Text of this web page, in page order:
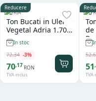
Reducere
ADRIA
Ton Bucati in Ulei
Vegetal Adria 1.705
grIn stoc
72,34 -3%
70,17 RON
TVA inclus
de
52,
51,
TVA